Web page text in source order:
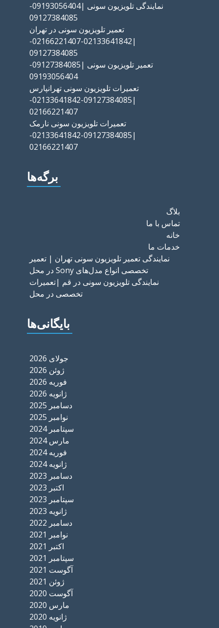
نمایندگی تلویزیون سونی |09193056404-
09127384085
تعمیر تلویزیون سونی در تهران
|02133641842-02166221407-
09127384085
تعمیر تلویزیون سونی |09127384085-
09193056404
تعمیرات تلویزیون سونی تهرانپارس
|09127384085-02133641842-
02166221407
تعمیرات تلویزیون سونی نارمک
|09127384085-02133641842-
02166221407
برگه‌ها
بلاگ
تماس با ما
خانه
خدمات ما
نمایندگی تعمیر تلویزیون سونی تهران | تعمیر
تخصصی انواع مدل‌های Sony در محل
نمایندگی تلویزیون سونی در قم |تعمیرات
تخصصی در محل
بایگانی‌ها
جولای 2026
ژوئن 2026
فوریه 2026
ژانویه 2026
دسامبر 2025
نوامبر 2025
سپتامبر 2024
مارس 2024
فوریه 2024
ژانویه 2024
دسامبر 2023
اکتبر 2023
سپتامبر 2023
ژانویه 2023
دسامبر 2022
نوامبر 2021
اکتبر 2021
سپتامبر 2021
آگوست 2021
ژوئن 2021
آگوست 2020
مارس 2020
ژانویه 2020